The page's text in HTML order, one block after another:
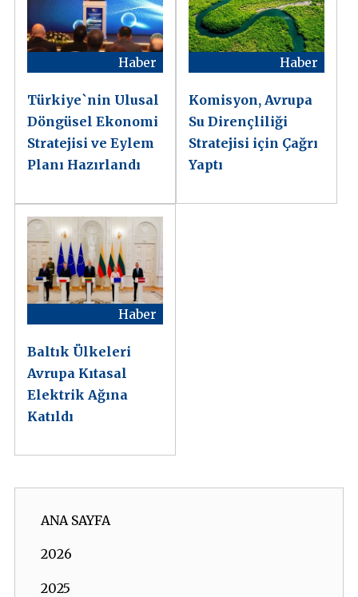
Haber
Türkiye`nin Ulusal
Döngüsel Ekonomi
Stratejisi ve Eylem
Planı Hazırlandı
Haber
Komisyon, Avrupa
Su Dirençliliği
Stratejisi için Çağrı
Yaptı
Haber
Baltık Ülkeleri
Avrupa Kıtasal
Elektrik Ağına
Katıldı
ANA SAYFA
2026
2025